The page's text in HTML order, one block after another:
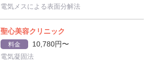
電気メスによる表面分解法
聖心美容クリニック
料金 10,780円〜
電気凝固法